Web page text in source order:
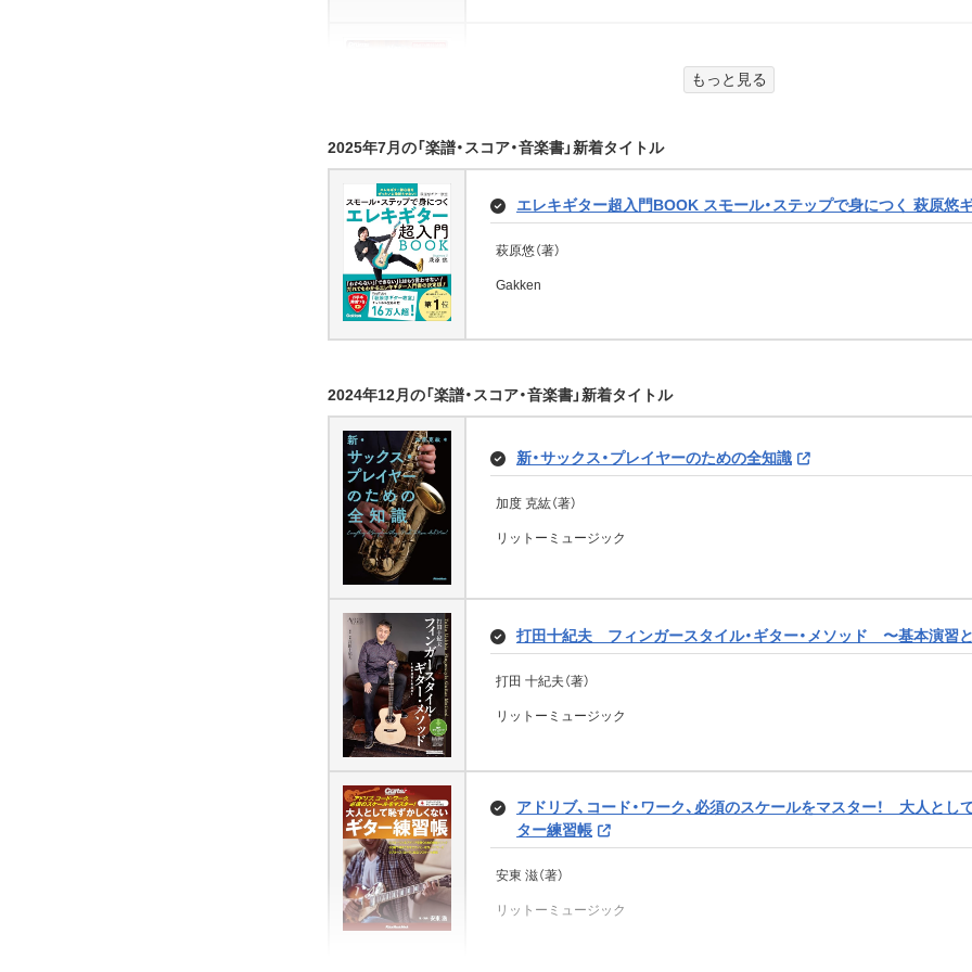
リットーミュージック
青春を取り戻す！還暦オヤジのギター選び
中澤 大樹（著）
藤田 哲也（著）
リットーミュージック
ギター・マガジン編集部（編集）
リットーミュージック
もっと見る
2025年7月の「楽譜・スコア・音楽書」新着タイトル
エレキギター超入門BOOK スモール・ステップで身につく 萩原悠
萩原悠（著）
Gakken
2024年12月の「楽譜・スコア・音楽書」新着タイトル
新・サックス・プレイヤーのための全知識
加度 克紘（著）
リットーミュージック
打⽥⼗紀夫 フィンガースタイル・ギター・メソッド 〜基本演習
打田 十紀夫（著）
リットーミュージック
アドリブ、コード・ワーク、必須のスケールをマスター！ 大人とし
ター練習帳
安東 滋（著）
リットーミュージック